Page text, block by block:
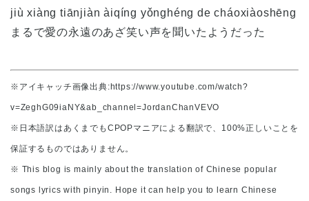
jiù xiàng tiānjiàn àiqíng yǒnghéng de cháoxiàoshēng
まるで愛の永遠のあざ笑い声を聞いたようだった
※アイキャッチ画像出典:https://www.youtube.com/watch?
v=ZeghG09iaNY&ab_channel=JordanChanVEVO
※日本語訳はあくまでもCPOPマニアによる翻訳で、100%正しいことを
保証するものではありません。
※ This blog is mainly about the translation of Chinese popular
songs lyrics with pinyin. Hope it can help you to learn Chinese